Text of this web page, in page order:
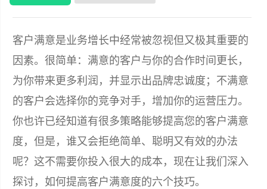
客户满意是业务增长中经常被忽视但又极其重要的
因素。很简单：满意的客户与你的合作时间更长，
为你带来更多利润，并显示出品牌忠诚度；不满意
的客户会选择你的竞争对手，增加你的运营压力。
你也许已经知道有很多策略能够提高您的客户满意
度，但是，谁又会拒绝简单、聪明又有效的办法
呢？这不需要你投入很大的成本，现在让我们深入
探讨，如何提高客户满意度的六个技巧。